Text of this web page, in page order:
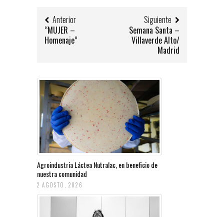
Anterior
“MUJER –
Homenaje”
Siguiente
Semana Santa –
Villaverde Alto/
Madrid
Agroindustria Láctea Nutralac, en beneficio de
nuestra comunidad
2 AGOSTO, 2026